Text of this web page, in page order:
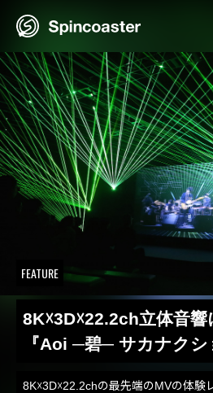
FEATURE
8K☓3D☓22.2ch立体音
『Aoi ─碧─ サカナクシ
8K☓3D☓22.2chの最先端のMVの体験